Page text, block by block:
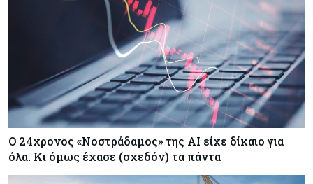
06-08-2026
Politico: Ο Τραμπ απειλεί την Ε.Ε. με νέους
δασμούς αλλά η Ένωση «δεν τσιμπάει»
Ο 24χρονος «Νοστράδαμος» της AI είχε δίκαιο για
όλα. Κι όμως έχασε (σχεδόν) τα πάντα